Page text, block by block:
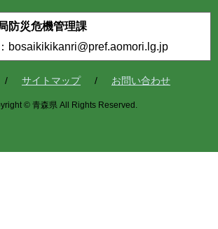
防災危機管理課
bosaikikikanri@pref.aomori.lg.jp
サイトマップ お問い合わせ
© 青森県 All Rights Reserved.